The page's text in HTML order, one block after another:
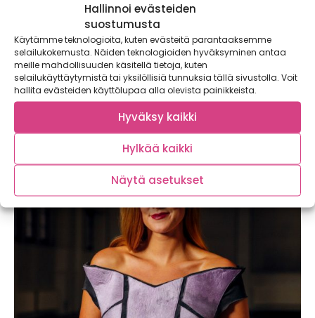
Hallinnoi evästeiden
suostumusta
Käytämme teknologioita, kuten evästeitä parantaaksemme
selailukokemusta. Näiden teknologioiden hyväksyminen antaa
meille mahdollisuuden käsitellä tietoja, kuten
selailukäyttäytymistä tai yksilöllisiä tunnuksia tällä sivustolla. Voit
hallita evästeiden käyttölupaa alla olevista painikkeista.
Hyväksy kaikki
Hylkää kaikki
Näytä asetukset
Ympäristöystävällistä ruokailua
Satokausikalenteri 2020 pitää ensimmäistä kertaa sisällään
tietoa sydänterveellisestä ruokavaliosta. Yhteistyö
Satokausikalenterin ja Sydänliiton...